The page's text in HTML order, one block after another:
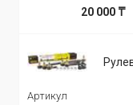
20 000 ₸
Артикул